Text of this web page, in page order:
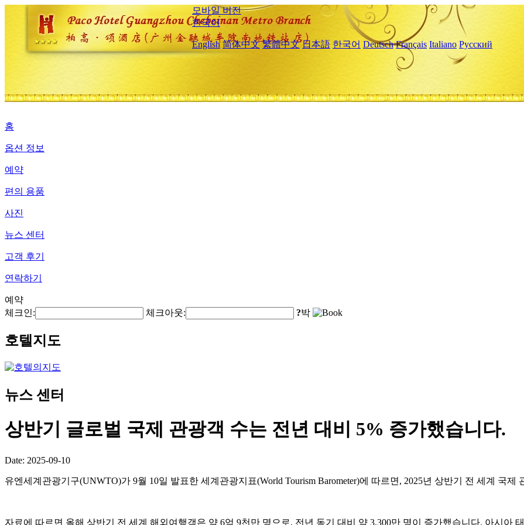
모바일 버전
한국어
English 简体中文 繁體中文 日本語 한국어 Deutsch Français Italiano Русский
홈
옵션 정보
예약
편의 용품
사진
뉴스 센터
고객 후기
연락하기
예약
체크인:
체크아웃: ?박
호텔지도
뉴스 센터
상반기 글로벌 국제 관광객 수는 전년 대비 5% 증가했습니다.
Date: 2025-09-10
유엔세계관광기구(UNWTO)가 9월 10일 발표한 세계관광지표(World Tourism Barometer)에 따르면, 2025년 상반기 전 세계 국제
자료에 따르면 올해 상반기 전 세계 해외여행객은 약 6억 9천만 명으로, 전년 동기 대비 약 3,300만 명이 증가했습니다. 아시아